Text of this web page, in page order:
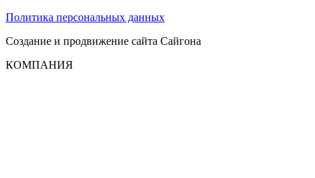
Политика персональных данных
Создание и продвижение сайта Сайгона
КОМПАНИЯ